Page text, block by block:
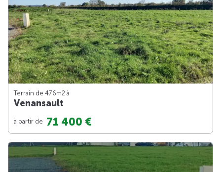
Terrain de 476m2 à
Venansault
à partir de 71 400 €